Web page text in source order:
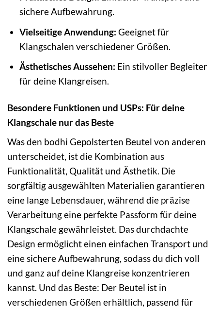
sichere Aufbewahrung.
Vielseitige Anwendung: Geeignet für
Klangschalen verschiedener Größen.
Ästhetisches Aussehen: Ein stilvoller Begleiter
für deine Klangreisen.
Besondere Funktionen und USPs: Für deine
Klangschale nur das Beste
Was den bodhi Gepolsterten Beutel von anderen
unterscheidet, ist die Kombination aus
Funktionalität, Qualität und Ästhetik. Die
sorgfältig ausgewählten Materialien garantieren
eine lange Lebensdauer, während die präzise
Verarbeitung eine perfekte Passform für deine
Klangschale gewährleistet. Das durchdachte
Design ermöglicht einen einfachen Transport und
eine sichere Aufbewahrung, sodass du dich voll
und ganz auf deine Klangreise konzentrieren
kannst. Und das Beste: Der Beutel ist in
verschiedenen Größen erhältlich, passend für